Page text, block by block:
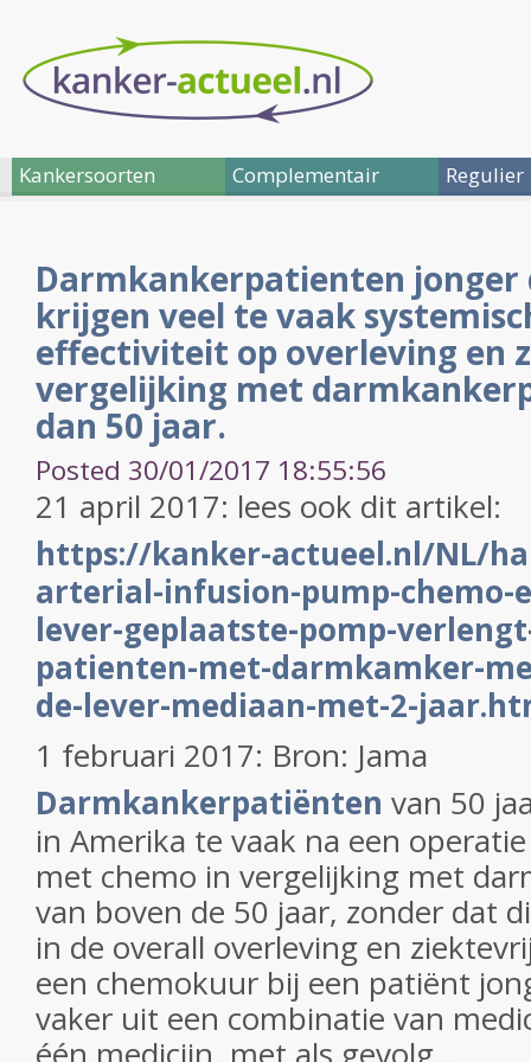
Kankersoorten Complementair Regulier
Darmkankerpatienten jonger
krijgen veel te vaak
effectiviteit op overleving en
vergelijking met
dan 50 jaar.
Posted 30/01/2017 18:55:56
21 april 2017: lees ook dit artikel:
https://kanker-actueel.nl/NL/
arterial-infusion-pump-chemo-
lever-geplaatste-pomp-
patienten-met-darmkamker-
de-lever-mediaan-met-2-
1 februari 2017: Bron: Jama
Darmkankerpatiënten van 50
in Amerika te vaak na een
met chemo in vergelijking met
van boven de 50 jaar, zonder dat
in de overall overleving en
een chemokuur bij een patiënt
vaker uit een combinatie van